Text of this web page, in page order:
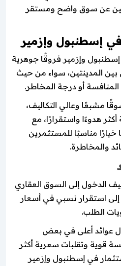
عن سوق واضح ومستقر
في إسطنبول وإزمير
إسطنبول وإزمير فروقًا جوهرية
المدينتين، سواء من حيث
أو درجة المخاطر.
مشبعًا وعالي التكاليف،
هدوءًا واستقرارًا، مع
مناسبًا للمستثمرين
والمخاطرة.
الدخول إلى السوق العقاري
استقرار نسبي في أسعار
الطلب.
عوائد أعلى في بعض
قوية وتقلبات سعرية أكثر
في إسطنبول وإزمير